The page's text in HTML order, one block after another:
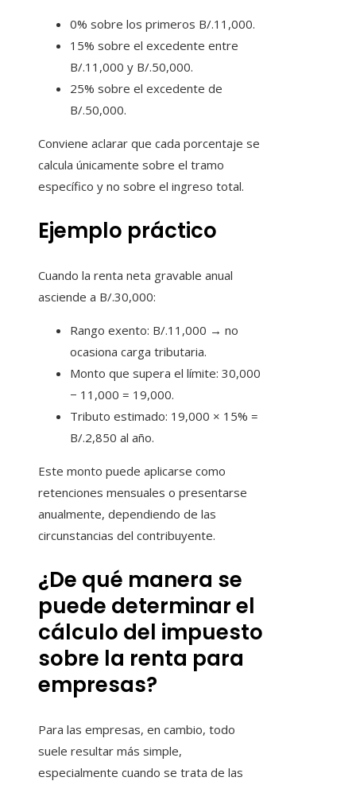
0% sobre los primeros B/.11,000.
15% sobre el excedente entre
B/.11,000 y B/.50,000.
25% sobre el excedente de
B/.50,000.
Conviene aclarar que cada porcentaje se
calcula únicamente sobre el tramo
específico y no sobre el ingreso total.
Ejemplo práctico
Cuando la renta neta gravable anual
asciende a B/.30,000:
Rango exento: B/.11,000 → no
ocasiona carga tributaria.
Monto que supera el límite: 30,000
− 11,000 = 19,000.
Tributo estimado: 19,000 × 15% =
B/.2,850 al año.
Este monto puede aplicarse como
retenciones mensuales o presentarse
anualmente, dependiendo de las
circunstancias del contribuyente.
¿De qué manera se
puede determinar el
cálculo del impuesto
sobre la renta para
empresas?
Para las empresas, en cambio, todo
suele resultar más simple,
especialmente cuando se trata de las